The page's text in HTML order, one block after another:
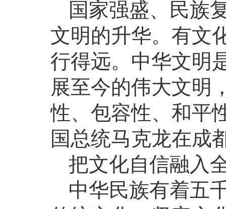
国家强盛、民族
文明的升华。有文
行得远。中华文明
展至今的伟大文明
性、包容性、和平
国总统马克龙在成
把文化自信融入
中华民族有着五